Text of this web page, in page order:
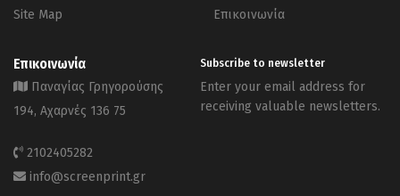
Site Map
Επικοινωνία
Επικοινωνία
Παναγίας Γρηγορούσης
194, Αχαρνές 136 75
2102405282
info@screenprint.gr
Subscribe to newsletter
Enter your email address for
receiving valuable newsletters.